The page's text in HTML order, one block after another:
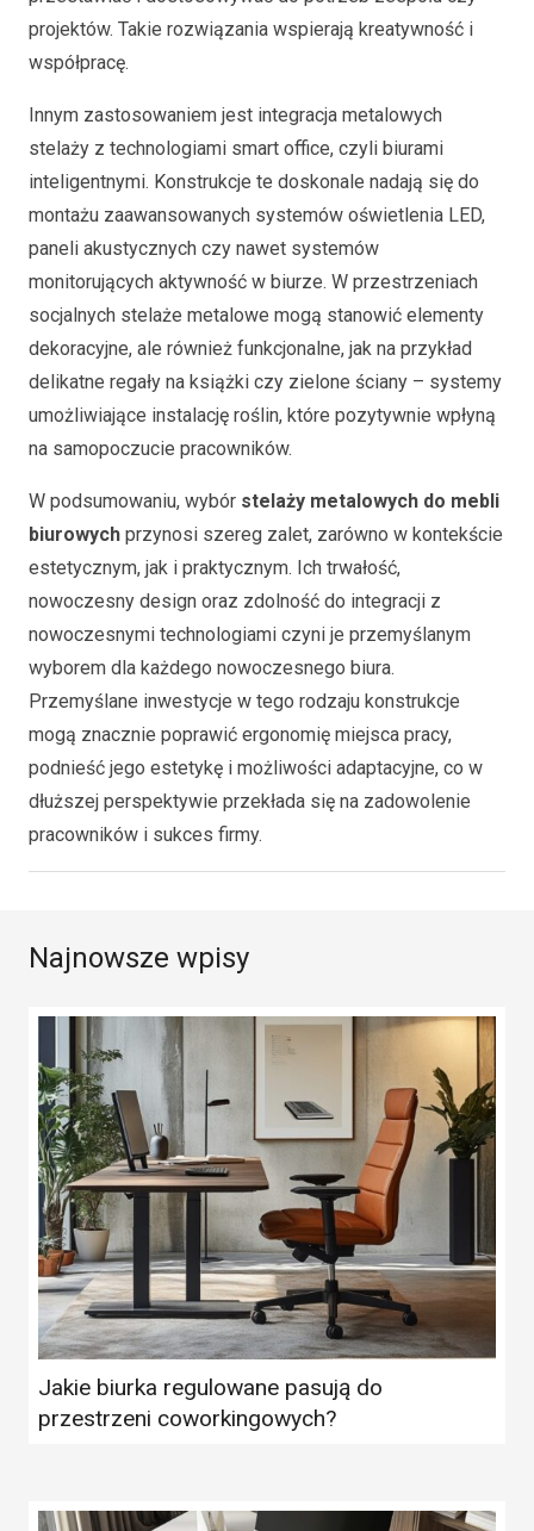
projektów. Takie rozwiązania wspierają kreatywność i
współpracę.
Innym zastosowaniem jest integracja metalowych
stelaży z technologiami smart office, czyli biurami
inteligentnymi. Konstrukcje te doskonale nadają się do
montażu zaawansowanych systemów oświetlenia LED,
paneli akustycznych czy nawet systemów
monitorujących aktywność w biurze. W przestrzeniach
socjalnych stelaże metalowe mogą stanowić elementy
dekoracyjne, ale również funkcjonalne, jak na przykład
delikatne regały na książki czy zielone ściany – systemy
umożliwiające instalację roślin, które pozytywnie wpłyną
na samopoczucie pracowników.
W podsumowaniu, wybór stelaży metalowych do mebli
biurowych przynosi szereg zalet, zarówno w kontekście
estetycznym, jak i praktycznym. Ich trwałość,
nowoczesny design oraz zdolność do integracji z
nowoczesnymi technologiami czyni je przemyślanym
wyborem dla każdego nowoczesnego biura.
Przemyślane inwestycje w tego rodzaju konstrukcje
mogą znacznie poprawić ergonomię miejsca pracy,
podnieść jego estetykę i możliwości adaptacyjne, co w
dłuższej perspektywie przekłada się na zadowolenie
pracowników i sukces firmy.
Najnowsze wpisy
Jakie biurka regulowane pasują do
przestrzeni coworkingowych?